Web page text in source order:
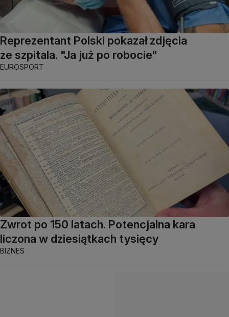
Reprezentant Polski pokazał zdjęcia
ze szpitala. "Ja już po robocie"
EUROSPORT
Zwrot po 150 latach. Potencjalna kara
liczona w dziesiątkach tysięcy
BIZNES